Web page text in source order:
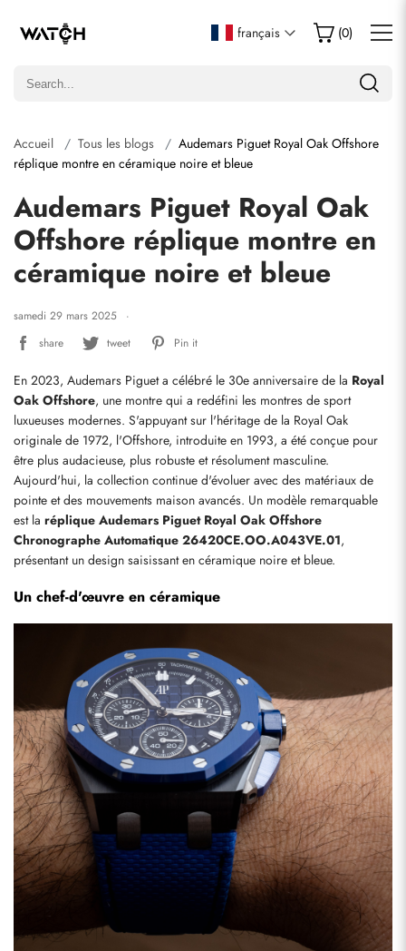
français (0)
Accueil Tous les blogs
Audemars Piguet Royal Oak Offshore
réplique montre en céramique noire et bleue
Audemars Piguet Royal Oak
Offshore réplique montre en
céramique noire et bleue
samedi 29 mars 2025
share
tweet Pin it
En 2023, Audemars Piguet a célébré le 30e anniversaire de la Royal
Oak Offshore, une montre qui a redéfini les montres de sport
luxueuses modernes. S'appuyant sur l'héritage de la Royal Oak
originale de 1972, l'Offshore, introduite en 1993, a été conçue pour
être plus audacieuse, plus robuste et résolument masculine.
Aujourd'hui, la collection continue d'évoluer avec des matériaux de
pointe et des mouvements maison avancés. Un modèle remarquable
est la réplique Audemars Piguet Royal Oak Offshore
Chronographe Automatique 26420CE.OO.A043VE.01,
présentant un design saisissant en céramique noire et bleue.
Un chef-d'œuvre en céramique